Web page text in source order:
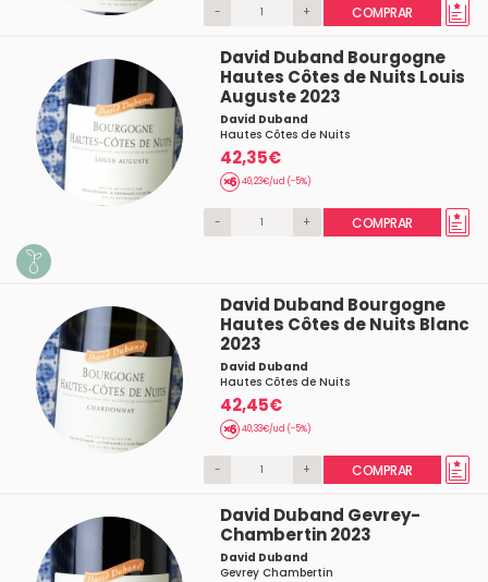
- + COMPRAR
David Duband Bourgogne
Hautes Côtes de Nuits Louis
Auguste 2023
David Duband
Hautes Côtes de Nuits
42,35€
40,23€/ud (-5%)
- + COMPRAR
David Duband Bourgogne
Hautes Côtes de Nuits Blanc
2023
David Duband
Hautes Côtes de Nuits
42,45€
40,33€/ud (-5%)
- + COMPRAR
David Duband Gevrey-
Chambertin 2023
David Duband
Gevrey Chambertin